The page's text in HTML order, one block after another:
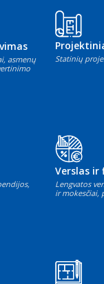
asmenų
Statinių
Verslas ir
Lengvatos
ir mokesčiai,